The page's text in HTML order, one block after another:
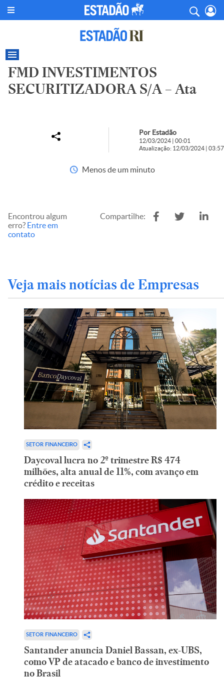
FMD INVESTIMENTOS
SECURITIZADORA S/A – Ata
Por Estadão
12/03/2024 | 00:01
Atualização: 12/03/2024 | 03:57
Menos de um minuto
Encontrou algum
erro? Entre em
contato
Compartilhe:
Veja mais notícias de Empresas
SETOR FINANCEIRO
Daycoval lucra no 2º trimestre R$ 474
milhões, alta anual de 11%, com avanço em
crédito e receitas
SETOR FINANCEIRO
Santander anuncia Daniel Bassan, ex-UBS,
como VP de atacado e banco de investimento
no Brasil